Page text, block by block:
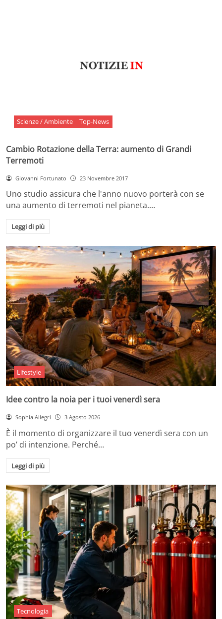
Scienze / Ambiente Top-News
Cambio Rotazione della Terra: aumento di Grandi
Terremoti
Giovanni Fortunato 23 Novembre 2017
Uno studio assicura che l'anno nuovo porterà con se
una aumento di terremoti nel pianeta.…
Leggi di più
Lifestyle
Idee contro la noia per i tuoi venerdì sera
Sophia Allegri 3 Agosto 2026
È il momento di organizzare il tuo venerdì sera con un
po’ di intenzione. Perché…
Leggi di più
Tecnologia